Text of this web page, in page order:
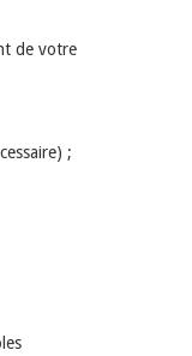
de votre
;